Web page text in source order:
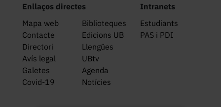
Enllaços directes
Mapa web
Biblioteques
Contacte
Edicions UB
Directori
Llengües
Avís legal
UBtv
Galetes
Agenda
Covid-19
Notícies
Intranets
Estudiants
PAS i PDI